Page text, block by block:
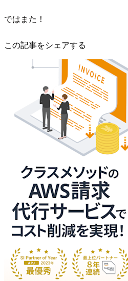
ではまた！
この記事をシェアする